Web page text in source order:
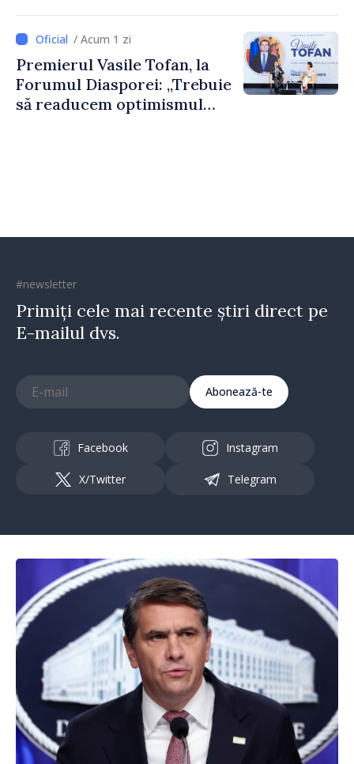
dumneavoastră pentru a
construi comunități mai
puternice”
/ Acum 1 zi
Premierul Vasile Tofan, la
Forumul Diasporei: „Trebuie
să readucem optimismul
#newsletter
Primiți cele mai recente știri direct pe
E-mailul dvs.
Abonează-te
Facebook Instagram
X/Twitter Telegram